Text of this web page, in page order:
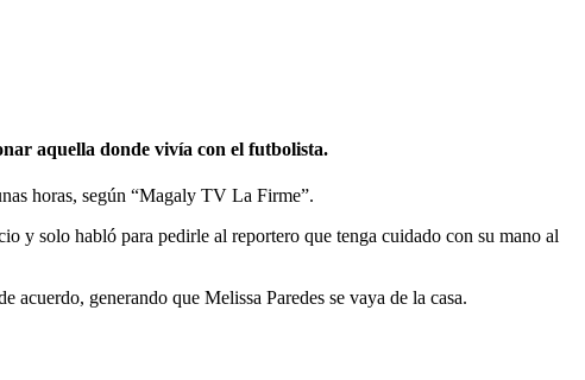
aquella donde vivía con el futbolista.
horas, según “Magaly TV La Firme”.
y solo habló para pedirle al reportero que tenga cuidado con su mano al
generando que Melissa Paredes se vaya de la casa.